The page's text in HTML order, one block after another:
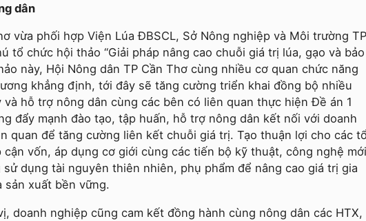
dân
vừa phối hợp Viện Lúa ĐBSCL, Sở Nông nghiệp và Môi trường TP
tổ chức hội thảo “Giải pháp nâng cao chuỗi giá trị lúa, gạo và bảo
này, Hội Nông dân TP Cần Thơ cùng nhiều cơ quan chức năng
khẳng định, tới đây sẽ tăng cường triển khai đồng bộ nhiều
và hỗ trợ nông dân cùng các bên có liên quan thực hiện Đề án 1
đẩy mạnh đào tạo, tập huấn, hỗ trợ nông dân kết nối với doanh
quan để tăng cường liên kết chuỗi giá trị. Tạo thuận lợi cho các
vốn, áp dụng cơ giới cùng các tiến bộ kỹ thuật, công nghệ mới
dụng tài nguyên thiên nhiên, phụ phẩm để nâng cao giá trị gia
sản xuất bền vững.
doanh nghiệp cũng cam kết đồng hành cùng nông dân các HTX,